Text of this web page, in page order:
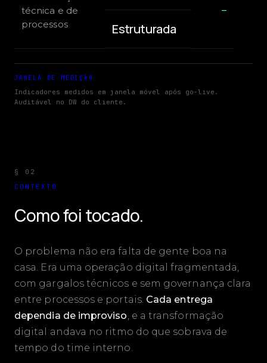
técnica e de
processos
Estruturada
—
JANELA DE MEDIÇÃO
Indicadores medidos em janela móvel após go-live.
Auditável no DW do cliente.
§ 02
CONTEXTO
Como foi tocado.
O problema não era falta de gente boa na
casa. Era uma operação digital fragmentada,
com gargalos técnicos e sem governança clara
entre processos e portais. Cada entrega
dependia de improviso, e a transformação
digital andava no ritmo do que sobrava de
tempo do time interno.